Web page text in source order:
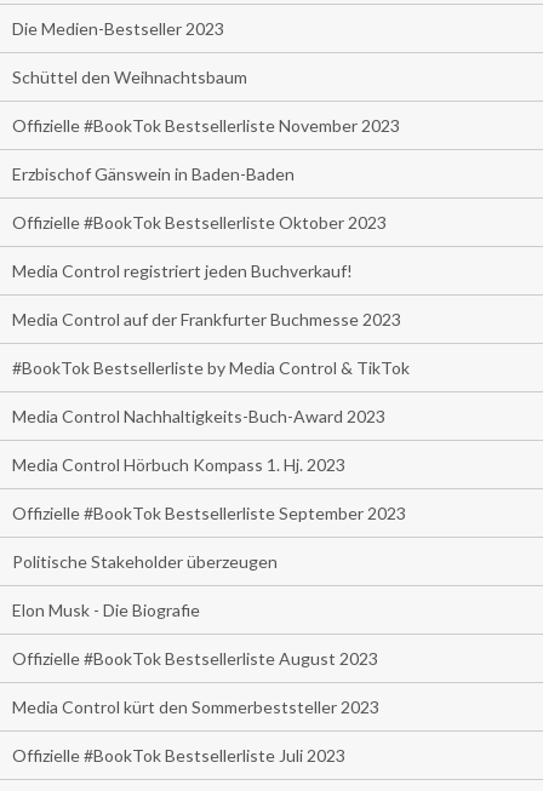
Die Medien-Bestseller 2023
Schüttel den Weihnachtsbaum
Offizielle #BookTok Bestsellerliste November 2023
Erzbischof Gänswein in Baden-Baden
Offizielle #BookTok Bestsellerliste Oktober 2023
Media Control registriert jeden Buchverkauf!
Media Control auf der Frankfurter Buchmesse 2023
#BookTok Bestsellerliste by Media Control & TikTok
Media Control Nachhaltigkeits-Buch-Award 2023
Media Control Hörbuch Kompass 1. Hj. 2023
Offizielle #BookTok Bestsellerliste September 2023
Politische Stakeholder überzeugen
Elon Musk - Die Biografie
Offizielle #BookTok Bestsellerliste August 2023
Media Control kürt den Sommerbeststeller 2023
Offizielle #BookTok Bestsellerliste Juli 2023